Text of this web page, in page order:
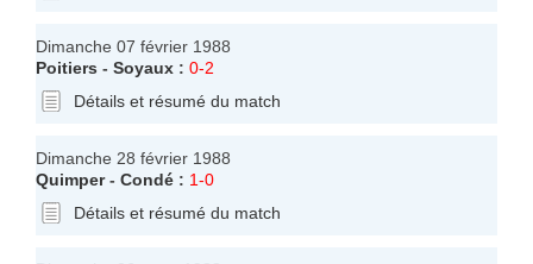
Dimanche 07 février 1988
Poitiers - Soyaux : 0-2
Détails et résumé du match
Dimanche 28 février 1988
Quimper- Condé : 1-0
Détails et résumé du match